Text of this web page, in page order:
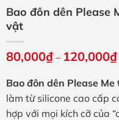
Bao đôn dên Please
vật
80,000₫ – 120,000₫
Bao đôn dên Please
làm từ silicone cao cấp
hợp với mọi kích cỡ của